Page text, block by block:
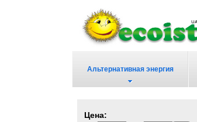
Альтернативная энергия
Цена: